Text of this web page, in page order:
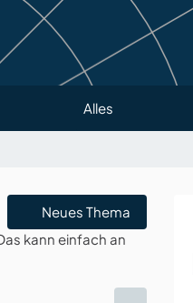
Alles
Neues Thema
kann einfach an